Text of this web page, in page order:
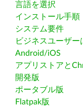
言語を選択
インストール手順
システム要件
ビジネスユーザー
Android/iOS
アプリストアと
開発版
ポータブル版
Flatpak版